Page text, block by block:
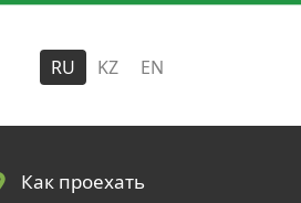
RU KZ EN
Как проехать